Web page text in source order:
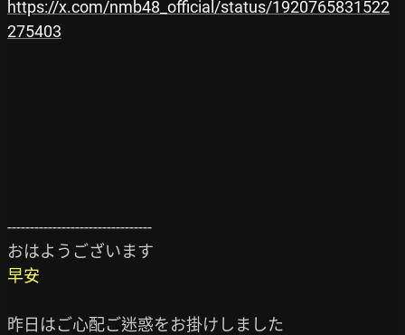
https://x.com/nmb48_official/status/1920765831522
275403
--------------------------------
早安
昨日はご心配ご迷惑をお掛けしました